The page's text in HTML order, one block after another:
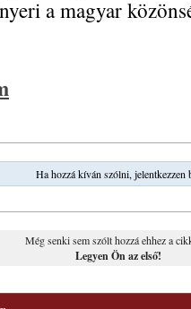
a magyar
Ha hozzá kíván szólni, jelentkezzen
Még senki sem szólt hozzá ehhez a
Legyen Ön az első!